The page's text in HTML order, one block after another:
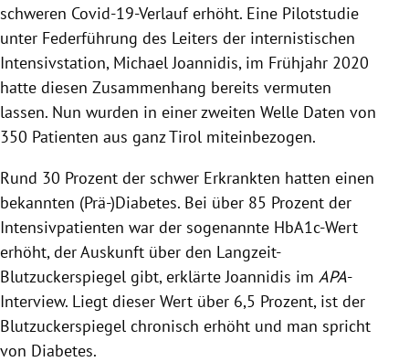
schweren Covid-19-Verlauf erhöht. Eine Pilotstudie
unter Federführung des Leiters der internistischen
Intensivstation, Michael Joannidis, im Frühjahr 2020
hatte diesen Zusammenhang bereits vermuten
lassen. Nun wurden in einer zweiten Welle Daten von
350 Patienten aus ganz Tirol miteinbezogen.
Rund 30 Prozent der schwer Erkrankten hatten einen
bekannten (Prä-)Diabetes. Bei über 85 Prozent der
Intensivpatienten war der sogenannte HbA1c-Wert
erhöht, der Auskunft über den Langzeit-
Blutzuckerspiegel gibt, erklärte Joannidis im APA-
Interview. Liegt dieser Wert über 6,5 Prozent, ist der
Blutzuckerspiegel chronisch erhöht und man spricht
von Diabetes.